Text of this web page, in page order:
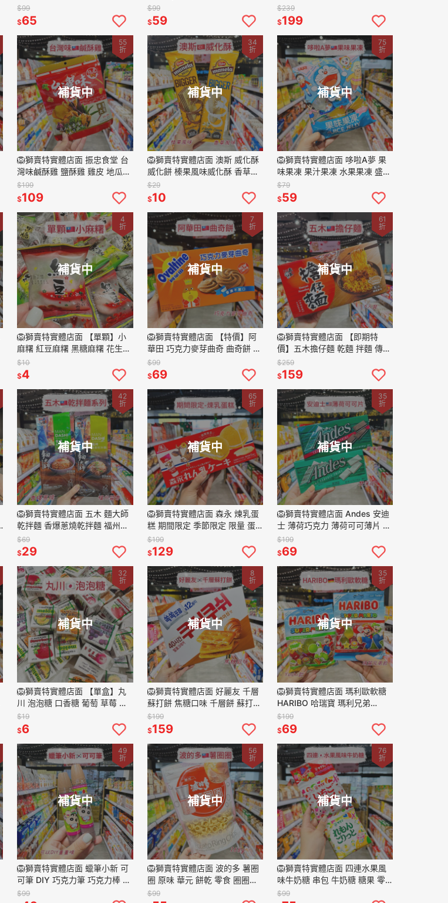
80g
$99
$65
果汁牛乳飲料 咖啡牛乳飲料 飲
料 飲品 220ml
$99
$59
Daily Club
$239
$199
補貨中
55
折
🦁獅賣特實體店面 振忠食堂 台
灣味鹹酥雞 鹽酥雞 雞皮 地瓜
青花菜 點心 炸物 零嘴 下酒點
心 80g
$199
$109
補貨中
34
折
🦁獅賣特實體店面 澳斯 威化酥
威化餅 榛果風味威化酥 香草風
味威化酥 餅乾 夾心餅 零食 點
心
$29
$10
補貨中
75
折
🦁獅賣特實體店面 哆啦A夢 果
味果凍 果汁果凍 水果果凍 盛香
珍 果凍 零食
$79
$59
補貨中
4
折
🦁獅賣特實體店面 【單顆】小
麻糬 紅豆麻糬 黑糖麻糬 花生麻
糬 麻糬 點心 零嘴 零食 15g 全
素可食
$10
$4
補貨中
7
折
🦁獅賣特實體店面 【特價】阿
華田 巧克力麥芽曲奇 曲奇餅 餅
乾 零食 零嘴 點心
$99
$69
補貨中
61
折
🦁獅賣特實體店面 【即期特
價】五木擔仔麵 乾麵 拌麵 傳統
麵 古早味 盒裝6入
$259
$159
補貨中
42
折
🦁獅賣特實體店面 五木 麵大師
乾拌麵 香爆蔥燒乾拌麵 福州醬
香乾拌麵 椒麻辣子乾拌麵 特價
即期品
$69
$29
補貨中
65
折
🦁獅賣特實體店面 森永 煉乳蛋
糕 期間限定 季節限定 限量 蛋
糕 甜點 零嘴
$199
$129
補貨中
35
折
🦁獅賣特實體店面 Andes 安迪
士 薄荷巧克力 薄荷可可薄片 可
可片 132g 28片
$199
$69
補貨中
32
折
🦁獅賣特實體店面 【單盒】丸
川 泡泡糖 口香糖 葡萄 草莓 橘
子 哈密瓜 日本泡泡糖 代購 零
食 古早味零食 5.4g
$19
$6
補貨中
8
折
🦁獅賣特實體店面 好麗友 千層
蘇打餅 焦糖口味 千層餅 蘇打餅
餅乾 韓國代購 伴手禮 零食 點
心 196.8g
$199
$159
補貨中
35
折
🦁獅賣特實體店面 瑪利歐軟糖
HARIBO 哈瑞寶 瑪利兄弟
Super mario 軟糖 糖果 水果軟
糖 造型軟
$199
$69
補貨中
49
折
🦁獅賣特實體店面 蠟筆小新 可
可筆 DIY 巧克力筆 巧克力棒 零
食 27g
$99
補貨中
56
折
🦁獅賣特實體店面 波的多 薯圈
圈 原味 華元 餅乾 零食 圈圈餅
手指圈圈餅 168g
$99
補貨中
76
折
🦁獅賣特實體店面 四連水果風
味牛奶糖 串包 牛奶糖 糖果 零
食 點心 日本代購 56g
$99